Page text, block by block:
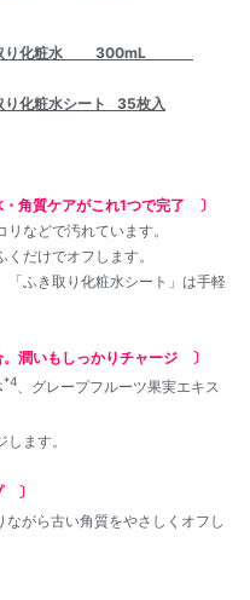
り化粧水 300mL
化粧水シート 35枚入
角質ケアがこれ1つで完了 〕
などで汚れています。
だけでオフします。
「ふき取り化粧水シート」は手軽
潤いもしっかりチャージ 〕
*4 、グレープフルーツ果実エキス
ます。
〕
ながら古い角質をやさしくオフし